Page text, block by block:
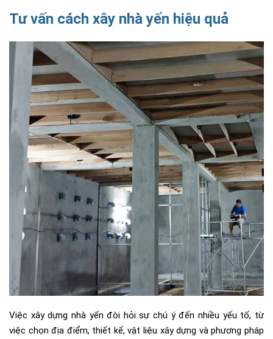
Tư vấn cách xây nhà yến hiệu quả
Việc xây dựng nhà yến đòi hỏi sự chú ý đến nhiều yếu tố, từ
việc chọn địa điểm, thiết kế, vật liệu xây dựng và phương pháp